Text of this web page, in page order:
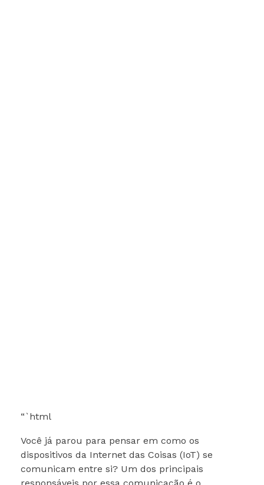
“`html
Você já parou para pensar em como os
dispositivos da Internet das Coisas (IoT) se
comunicam entre si? Um dos principais